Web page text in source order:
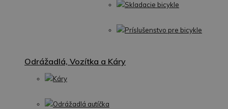
Skladacie bicykle
Príslušenstvo pre bicykle
Odrážadlá, Vozítka a Káry
Káry
Odrážadlá autíčka